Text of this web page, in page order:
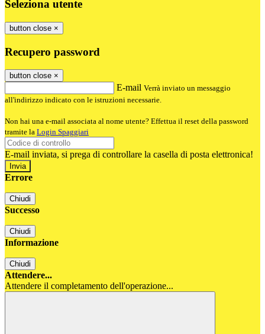
Seleziona utente
button close ×
Recupero password
button close ×
E-mail Verrà inviato un messaggio
all'indirizzo indicato con le istruzioni necessarie.
Non hai una e-mail associata al nome utente? Effettua il reset della password
tramite la Login Spaggiari
E-mail inviata, si prega di controllare la casella di posta elettronica!
Errore
Chiudi
Successo
Chiudi
Informazione
Chiudi
Attendere...
Attendere il completamento dell'operazione...